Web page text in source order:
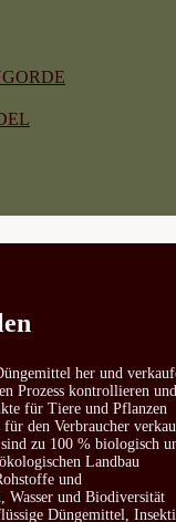
her und
Prozess kontrollieren und
für Tiere und Pflanzen
den Verbraucher
zu 100 % biologisch
Landbau
und
Wasser und Biodiversität
Düngemittel,